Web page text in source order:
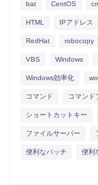
bat CentOS
HTML IPアドレス
RedHat robocopy
VBS Windows
Windows効率化
コマンド コマンド
ショートカットキー
ファイルサーバー
便利なバッチ 便利